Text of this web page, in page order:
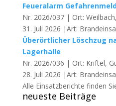
Feueralarm
Nr. 2026/037 | Ort:
31. Juli 2026 |Art:
Überörtlicher Löschzug
Lagerhalle
Nr. 2026/036 | Ort: Kriftel,
28. Juli 2026 |Art:
Alle Einsatzberichte finden
neueste Beiträge